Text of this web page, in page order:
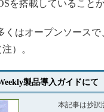
を搭載していること
はオープンソース
）。
製品導入ガイドにて
本記事は抄訳